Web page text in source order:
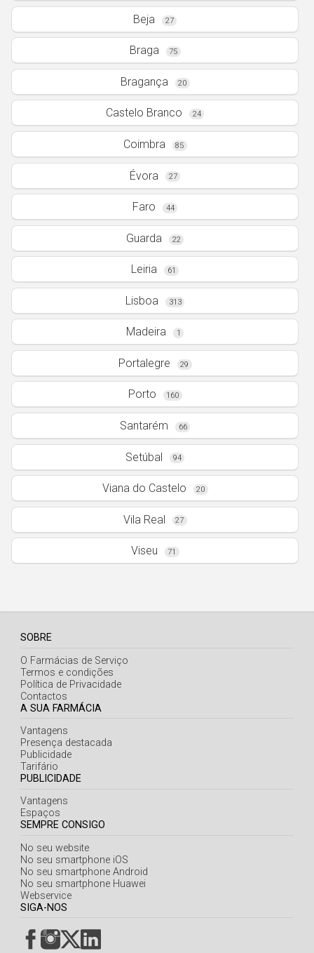
Beja 27
Braga 75
Bragança 20
Castelo Branco 24
Coimbra 85
Évora 27
Faro 44
Guarda 22
Leiria 61
Lisboa 313
Madeira 1
Portalegre 29
Porto 160
Santarém 66
Setúbal 94
Viana do Castelo 20
Vila Real 27
Viseu 71
SOBRE
O Farmácias de Serviço
Termos e condições
Política de Privacidade
Contactos
A SUA FARMÁCIA
Vantagens
Presença destacada
Publicidade
Tarifário
PUBLICIDADE
Vantagens
Espaços
SEMPRE CONSIGO
No seu website
No seu smartphone iOS
No seu smartphone Android
No seu smartphone Huawei
Webservice
SIGA-NOS